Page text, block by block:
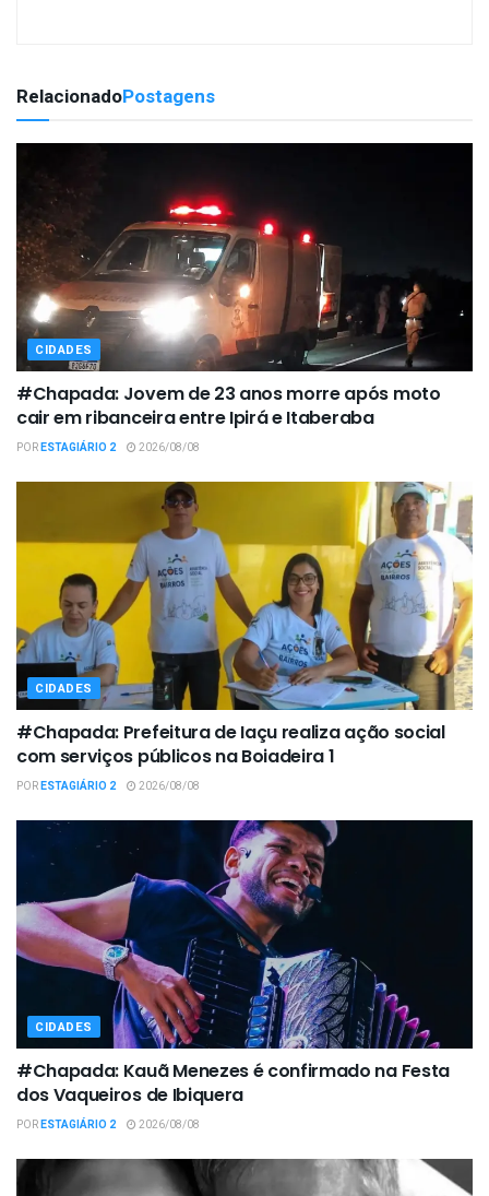
RelacionadoPostagens
CIDADES
#Chapada: Jovem de 23 anos morre após moto
cair em ribanceira entre Ipirá e Itaberaba
PORESTAGIÁRIO 2 2026/08/08
CIDADES
#Chapada: Prefeitura de Iaçu realiza ação social
com serviços públicos na Boiadeira 1
PORESTAGIÁRIO 2 2026/08/08
CIDADES
#Chapada: Kauã Menezes é confirmado na Festa
dos Vaqueiros de Ibiquera
PORESTAGIÁRIO 2 2026/08/08